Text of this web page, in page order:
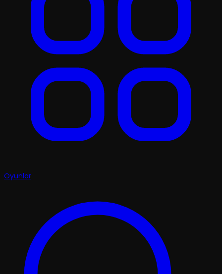
Oyunlar